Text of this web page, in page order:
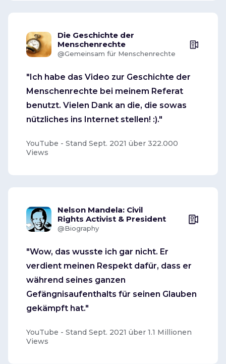
Die Geschichte der
Menschenrechte
@Gemeinsam für Menschenrechte
"Ich habe das Video zur Geschichte der
Menschenrechte bei meinem Referat
benutzt. Vielen Dank an die, die sowas
nützliches ins Internet stellen! :)."
YouTube - Stand Sept. 2021 über 322.000
Views
Nelson Mandela: Civil
Rights Activist & President
@Biography
"Wow, das wusste ich gar nicht. Er
verdient meinen Respekt dafür, dass er
während seines ganzen
Gefängnisaufenthalts für seinen Glauben
gekämpft hat."
YouTube - Stand Sept. 2021 über 1.1 Millionen
Views